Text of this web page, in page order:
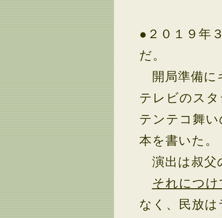
●２０１９年
だ。
開局準備に
テレビのス
テンテコ舞
本を書いた。
演出は叔父
それにつ
なく、民放